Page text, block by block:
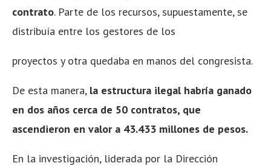
contrato. Parte de los recursos, supuestamente, se
distribuía entre los gestores de los
proyectos y otra quedaba en manos del congresista.
De esta manera, la estructura ilegal habría ganado
en dos años cerca de 50 contratos, que
ascendieron en valor a 43.433 millones de pesos.
En la investigación, liderada por la Dirección